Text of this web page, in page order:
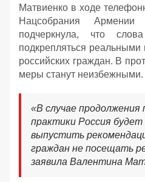
Матвиенко в ходе
Нацсобрания
подчеркнула, что
подкрепляться
российских граждан. В
меры станут неизбежными.
«В случае продолжения
практики Россия
выпустить
граждан не посещать
заявила Валентина